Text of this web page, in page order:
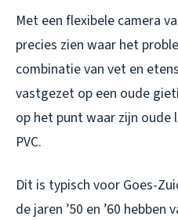
Met een flexibele camera
precies zien waar het
combinatie van vet en
vastgezet op een oude
op het punt waar zijn
PVC.
Dit is typisch voor Goes-
de jaren ’50 en ’60